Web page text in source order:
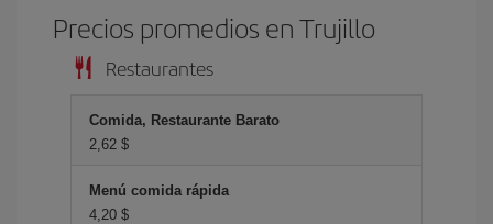
Precios promedios en Trujillo
Restaurantes
Comida, Restaurante Barato
2,62 $
Menú comida rápida
4,20 $